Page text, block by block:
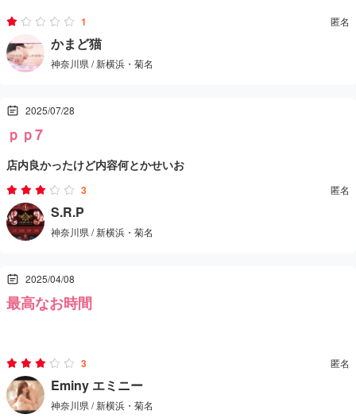
エステでした。余計なサービスは一切なく、純粋にマッサージの技
術で勝負しているお店という印象です。立地は駅から徒歩数分と非
常に便利で、アクセスの良さもポイント。料金も駅近にしてはかな
予約時に電話で対応してくれた受付の女性も、丁寧で日本語がとて
店できました。実際に施術を担当してくれたセラピストも日本語で
スムーズに会話ができ、終始リラックスして施術を受けることがで
きました。
マッサージの腕前もなかなかのもので、疲れが溜まっていた肩や腰
を的確にほぐしてくれました。強弱のつけ方や手の温かみが心地よ
く、途中で何度も眠りそうになるほどリラックス。派手さや特別感
はありませんが、誠実な接客と確かな技術に好感が持てるアジアン
エステでした。リラックス目的で行くなら十分満足できるお店で
す。
1 匿名
かまど猫
神奈川県 / 新横浜・菊名
2025/07/28
ｐｐ7
店内良かったけど内容何とかせいお
3 匿名
S.R.P
神奈川県 / 新横浜・菊名
2025/04/08
最高なお時間
エキゾチックな雰囲気の笑顔が印象的な嬢が対応。若くて美麗。当
たりだな。
3 匿名
Eminy エミニー
神奈川県 / 新横浜・菊名